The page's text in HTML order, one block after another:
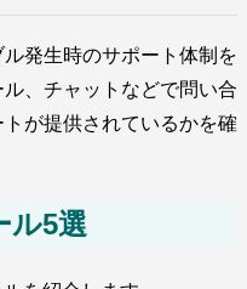
発生時のサポート体制を
、チャットなどで問い合
が提供されているかを確
ル5選